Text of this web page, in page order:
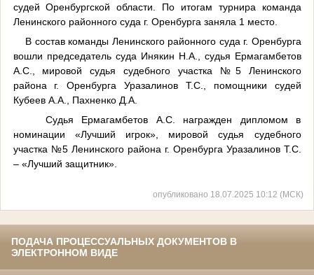
судей Оренбургской области. По итогам турнира команда
Ленинского районного суда г. Оренбурга заняла 1 место.
В состав команды Ленинского районного суда г. Оренбурга
вошли председатель суда Инякин Н.А., судья Ермагамбетов
А.С., мировой судья судебного участка №5 Ленинского
района г. Оренбурга Уразалинов Т.С., помощники судей
Кубеев А.А., Пахненко Д.А.
Судья Ермагамбетов А.С. награжден дипломом в
номинации «Лучший игрок», мировой судья судебного
участка №5 Ленинского района г. Оренбурга Уразалинов Т.С.
– «Лучший защитник».
опубликовано 18.07.2025 10:12 (МСК)
ПОДАЧА ПРОЦЕССУАЛЬНЫХ ДОКУМЕНТОВ В
ЭЛЕКТРОННОМ ВИДЕ